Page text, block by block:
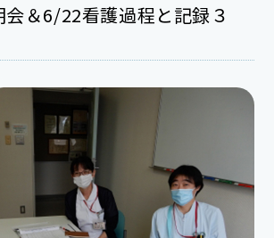
会＆6/22看護過程と記録３